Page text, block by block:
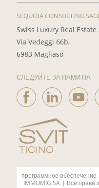
SEQUOIA CONSULTING SAGL
Swiss Luxury Real Estate
Via Vedeggi 66b,
6983 Magliaso
СЛЕДУЙТЕ ЗА НАМИ НА
программное обеспечение
IMMOMIG SA | Все права